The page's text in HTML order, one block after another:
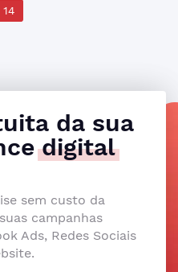
14
da sua
digital
sem custo da
campanhas
Ads, Redes Sociais